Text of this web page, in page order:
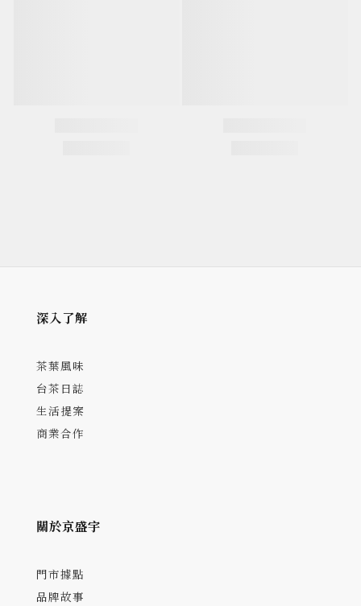
深入了解
茶葉風味
台茶日誌
生活提案
商業合作
關於京盛宇
門市據點
品牌故事